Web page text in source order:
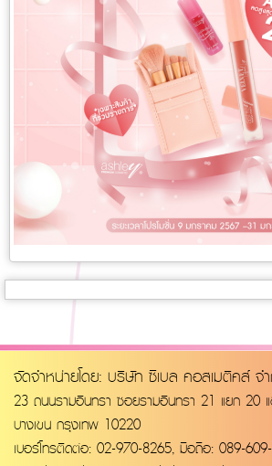
จัดจำหน่ายโดย: บริษัท ซีเบล คอสเมติคส์ จ
23 ถนนรามอินทรา ซอยรามอินทรา 21 แยก 20
บางเขน กรุงเทพ 10220
เบอร์โทรติดต่อ: 02-970-8265, มือถือ: 089-